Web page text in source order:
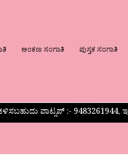
ಅಂಕಣ ಸಂಗಾತಿ ಪುಸ್ತಕ ಸಂಗಾತಿ
ವಾಟ್ಸಪ್‌ :-